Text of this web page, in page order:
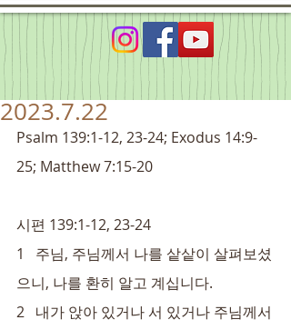
2023.7.22
Psalm 139:1-12, 23-24; Exodus 14:9-
25; Matthew 7:15-20
시편 139:1-12, 23-24
1   주님, 주님께서 나를 샅샅이 살펴보셨
으니, 나를 환히 알고 계십니다.
2   내가 앉아 있거나 서 있거나 주님께서